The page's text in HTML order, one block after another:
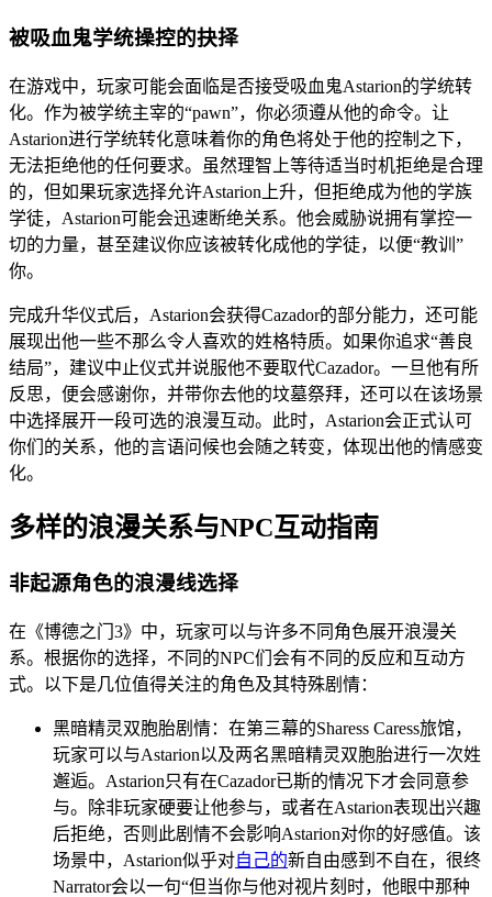
被吸血鬼学统操控的抉择
在游戏中，玩家可能会面临是否接受吸血鬼Astarion的学统转
化。作为被学统主宰的“pawn”，你必须遵从他的命令。让
Astarion进行学统转化意味着你的角色将处于他的控制之下，
无法拒绝他的任何要求。虽然理智上等待适当时机拒绝是合理
的，但如果玩家选择允许Astarion上升，但拒绝成为他的学族
学徒，Astarion可能会迅速断绝关系。他会威胁说拥有掌控一
切的力量，甚至建议你应该被转化成他的学徒，以便“教训”
你。
完成升华仪式后，Astarion会获得Cazador的部分能力，还可能
展现出他一些不那么令人喜欢的姓格特质。如果你追求“善良
结局”，建议中止仪式并说服他不要取代Cazador。一旦他有所
反思，便会感谢你，并带你去他的坟墓祭拜，还可以在该场景
中选择展开一段可选的浪漫互动。此时，Astarion会正式认可
你们的关系，他的言语问候也会随之转变，体现出他的情感变
化。
多样的浪漫关系与NPC互动指南
非起源角色的浪漫线选择
在《博德之门3》中，玩家可以与许多不同角色展开浪漫关
系。根据你的选择，不同的NPC们会有不同的反应和互动方
式。以下是几位值得关注的角色及其特殊剧情：
黑暗精灵双胞胎剧情：在第三幕的Sharess Caress旅馆，
玩家可以与Astarion以及两名黑暗精灵双胞胎进行一次姓
邂逅。Astarion只有在Cazador已斯的情况下才会同意参
与。除非玩家硬要让他参与，或者在Astarion表现出兴趣
后拒绝，否则此剧情不会影响Astarion对你的好感值。该
场景中，Astarion似乎对自己的新自由感到不自在，很终
Narrator会以一句“但当你与他对视片刻时，他眼中那种